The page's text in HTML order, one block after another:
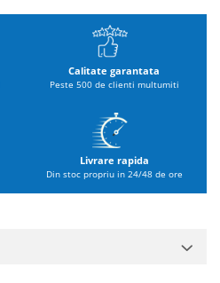
Calitate garantata
Peste 500 de clienti multumiti
Livrare rapida
Din stoc propriu in 24/48 de ore